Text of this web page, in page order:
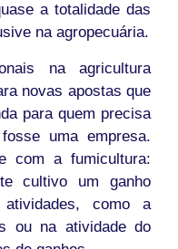
a totalidade das
na agropecuária.
na agricultura
novas apostas que
para quem precisa
uma empresa.
com a fumicultura:
cultivo um ganho
como a
ou na atividade do